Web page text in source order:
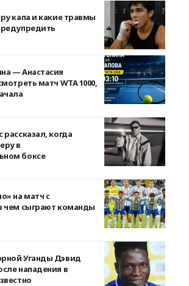
капа и какие травмы
— Анастасия
матч WTA 1000,
рассказал, когда
в
боксе
на матч с
чем сыграют команды
Уганды Дэвид
нападения в